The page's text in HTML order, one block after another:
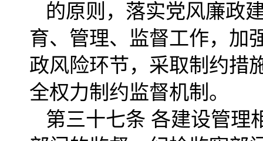
的原则，落实党风廉政
育、管理、监督工作，加
政风险环节，采取制约措
全权力制约监督机制。
第三十七条 各建设管理